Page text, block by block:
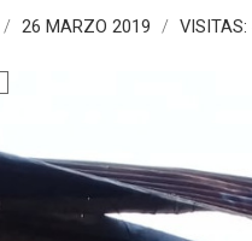
26 MARZO 2019